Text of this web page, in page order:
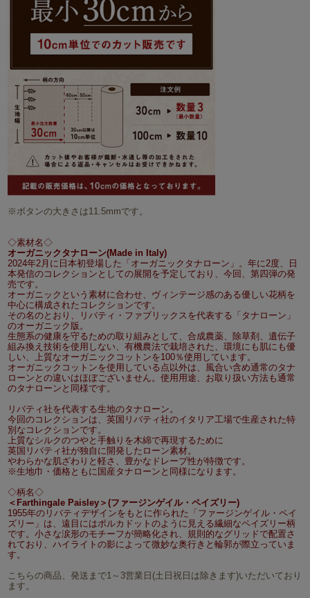
※ボタンの大きさは11.5mmです。
◇素材名◇
オーガニックタナローン(Made in Italy)
2024年2月に日本初登場した「オーガニックタナローン」。年に2度、日
本発信のコレクションとしての展開を予定しており、今回、第四弾の発
売です。
オーガニックという素材に合わせ、ヴィンテージ感のある優しい花柄を
中心に構成されたコレクションです。
その名のとおり、リバティ・ファブリックスを代表する「タナローン」
のオーガニック版。
生態系の健康を守るための取り組みとして、合成農薬、除草剤、遺伝子
組み換え技術を使用しない、有機農法で栽培された、環境にも肌にも優
しい、上質なオーガニックコットンを100％使用しています。
オーガニックコットンを使用している点以外は、風合い含め通常のタナ
ローンとの違いはほぼございません。使用用途、お取り扱い方法も通常
のタナローンと同様です。
リバティ社を代表する生地のタナローン。
今回のコレクションは、英国リバティ社のイタリア工場で生産された特
別なコレクションです。
上質なシルクのつやと手触りを木綿で再現するために
英国リバティ社が独自に開発したローン素材。
やわらかな肌ざわりと軽さ、豊かなドレープ性が特徴です。
※生地巾・価格ともに国産タナローンと同様になります。
◇柄名◇
＜Farthingale Paisley＞(ファージンゲイル・ペイズリー)
1955年のリバティデザインをもとに作られた「ファージンゲイル・ペイ
ズリー」は、遠目にはポルカドットのように見える繊細なペイズリー柄
です。小さな涙形のモチーフが簡略化され、規則的なグリッドで配置さ
れており、ハイライトの影によって微妙な奥行きと輪郭が際立っていま
す。
こちらの商品、発送まで1～3営業日(土日祝日は除きます)いただいており
ます。